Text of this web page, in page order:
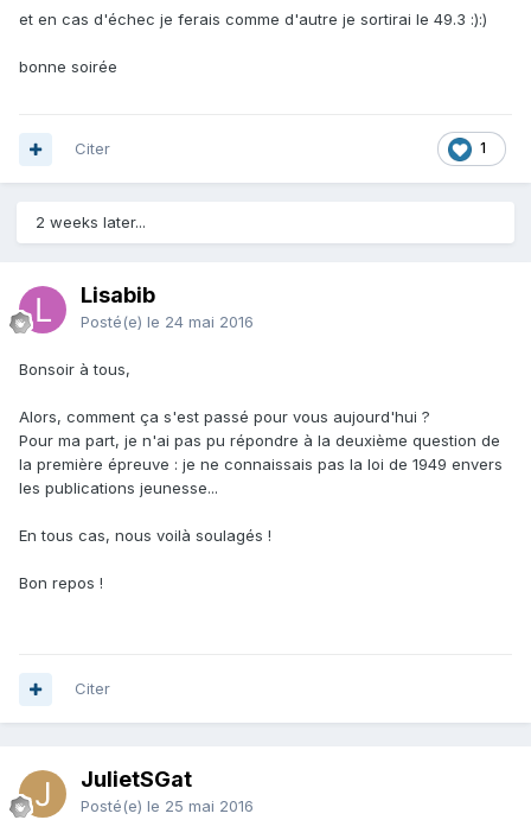
et en cas d'échec je ferais comme d'autre je sortirai le 49.3 :):)
bonne soirée
1
Citer
2 weeks later...
Lisabib
Posté(e) le 24 mai 2016
Bonsoir à tous,
Alors, comment ça s'est passé pour vous aujourd'hui ?
Pour ma part, je n'ai pas pu répondre à la deuxième question de
la première épreuve : je ne connaissais pas la loi de 1949 envers
les publications jeunesse...
En tous cas, nous voilà soulagés !
Bon repos !
Citer
JulietSGat
Posté(e) le 25 mai 2016